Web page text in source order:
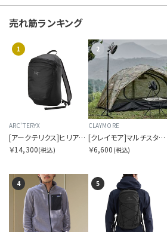
表示順を指定する
表示件数を指定する
カラー展開を指定する
1色
売れ筋ランキング
1
ARC'TERYX
[アークテリクス]ヒリアド 15 バックパック
￥14,300(税込)
2
CLAYMORE
[クレイモア]マルチスタンド
￥6,600 (税込)
4 5